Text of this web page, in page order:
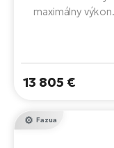
maximálny
150 mm
13 805 €
Fazua